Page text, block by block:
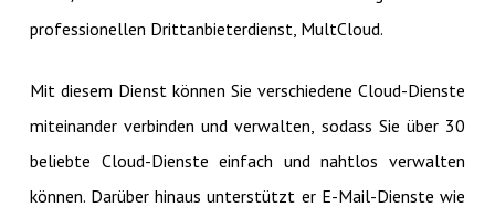
professionellen Drittanbieterdienst, MultCloud.
Mit diesem Dienst können Sie verschiedene Cloud-Dienste
miteinander verbinden und verwalten, sodass Sie über 30
beliebte Cloud-Dienste einfach und nahtlos verwalten
können. Darüber hinaus unterstützt er E-Mail-Dienste wie